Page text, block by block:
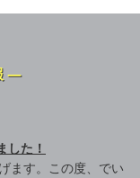
―
した！
ます。この度、でい